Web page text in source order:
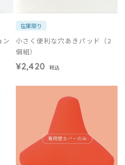
ン
在庫限り
小さく便利な穴あきパッド（2
個組）
¥2,420 税込